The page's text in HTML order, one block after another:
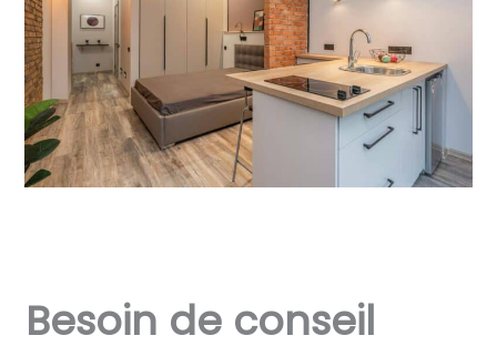
Besoin de conseil